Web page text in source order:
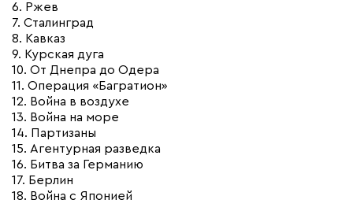
6. Ржев
7. Сталинград
8. Кавказ
9. Курская дуга
10. От Днепра до Одера
11. Операция «Багратион»
12. Война в воздухе
13. Война на море
14. Партизаны
15. Агентурная разведка
16. Битва за Германию
17. Берлин
18. Война с Японией